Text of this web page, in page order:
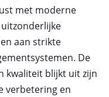
met moderne
aan strikte
De
kwaliteit blijkt uit zijn
verbetering en